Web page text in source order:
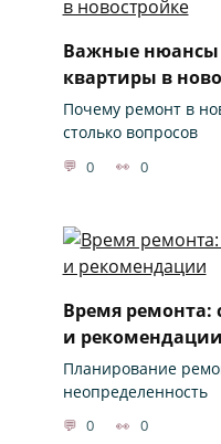
Важные нюансы
квартиры в
Почему ремонт в
столько вопросов
0 0
Время ремонта:
и рекомендации
Планирование
неопределенность
0 0